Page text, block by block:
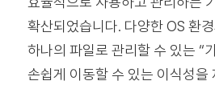
확산되었습니다. 다양한 OS 환
하나의 파일로 관리할 수 있는 “
손쉽게 이동할 수 있는 이식성을